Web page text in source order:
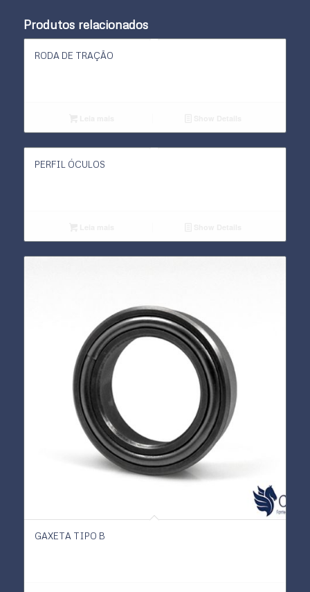
Produtos relacionados
RODA DE TRAÇÃO
PERFIL ÓCULOS
GAXETA TIPO B